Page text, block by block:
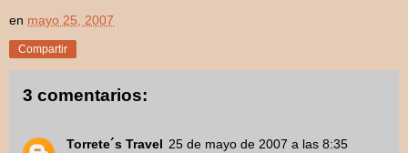
en mayo 25, 2007
Compartir
3 comentarios:
Torrete´s Travel 25 de mayo de 2007 a las 8:35